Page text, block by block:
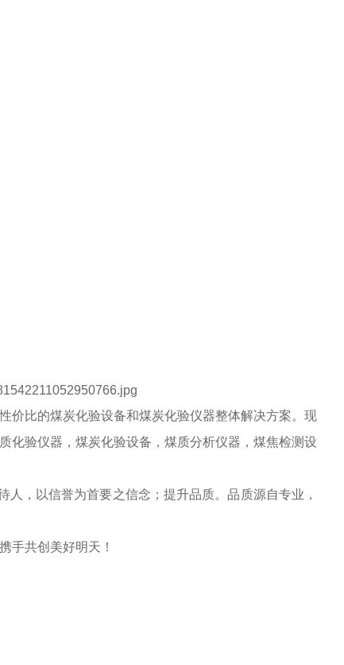
价比的煤炭化验设备和煤炭化验仪器整体解决方案。现
化验仪器，煤炭化验设备，煤质分析仪器，煤焦检测设
，以信誉为首要之信念；提升品质。品质源自专业，
共创美好明天！